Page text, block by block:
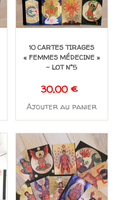
10 CARTES TIRAGES
« FEMMES MÉDECINE »
– LOT N°5
30,00 €
Ajouter au panier